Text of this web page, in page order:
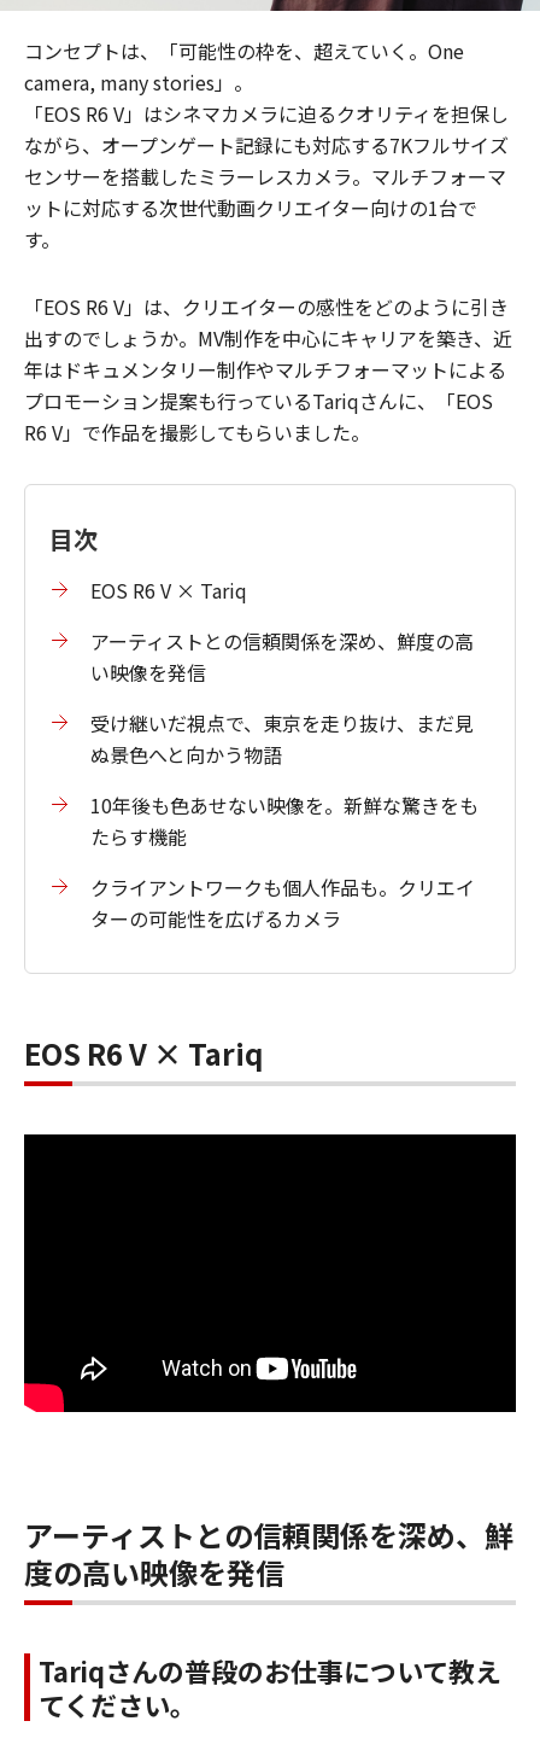
コンセプトは、「可能性の枠を、超えていく。One
camera, many stories」。
「EOS R6 V」はシネマカメラに迫るクオリティを担保し
ながら、オープンゲート記録にも対応する7Kフルサイズ
センサーを搭載したミラーレスカメラ。マルチフォーマ
ットに対応する次世代動画クリエイター向けの1台で
す。
「EOS R6 V」は、クリエイターの感性をどのように引き
出すのでしょうか。MV制作を中心にキャリアを築き、近
年はドキュメンタリー制作やマルチフォーマットによる
プロモーション提案も行っているTariqさんに、「EOS
R6 V」で作品を撮影してもらいました。
目次
EOS R6 V × Tariq
アーティストとの信頼関係を深め、鮮度の高
い映像を発信
受け継いだ視点で、東京を走り抜け、まだ見
ぬ景色へと向かう物語
10年後も色あせない映像を。新鮮な驚きをも
たらす機能
クライアントワークも個人作品も。クリエイ
ターの可能性を広げるカメラ
EOS R6 V × Tariq
アーティストとの信頼関係を深め、鮮
度の高い映像を発信
Tariqさんの普段のお仕事について教え
てください。